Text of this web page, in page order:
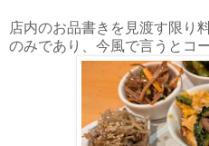
店内のお品書きを見渡す限り
のみであり、今風で言うとコ